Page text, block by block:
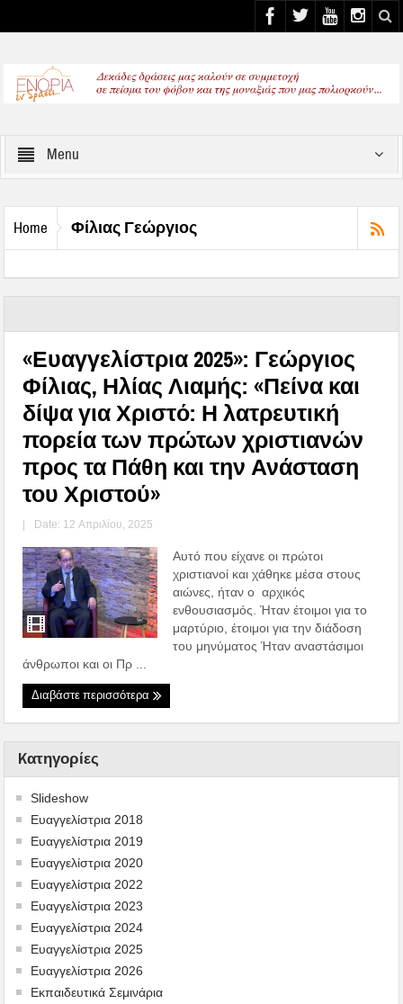
Menu
Home Φίλιας Γεώργιος
«Ευαγγελίστρια 2025»: Γεώργιος
Φίλιας, Ηλίας Λιαμής: «Πείνα και
δίψα για Χριστό: Η λατρευτική
πορεία των πρώτων χριστιανών
προς τα Πάθη και την Ανάσταση
του Χριστού»
| Date: 12 Απριλίου, 2025
Αυτό που είχανε οι πρώτοι
χριστιανοί και χάθηκε μέσα στους
αιώνες, ήταν ο αρχικός
ενθουσιασμός. Ήταν έτοιμοι για το
μαρτύριο, έτοιμοι για την διάδοση
του μηνύματος Ήταν αναστάσιμοι
άνθρωποι και οι Πρ ...
Διαβάστε περισσότερα
Kατηγορίες
Slideshow
Ευαγγελίστρια 2018
Ευαγγελίστρια 2019
Ευαγγελίστρια 2020
Ευαγγελίστρια 2022
Ευαγγελίστρια 2023
Ευαγγελίστρια 2024
Ευαγγελίστρια 2025
Ευαγγελίστρια 2026
Εκπαιδευτικά Σεμινάρια